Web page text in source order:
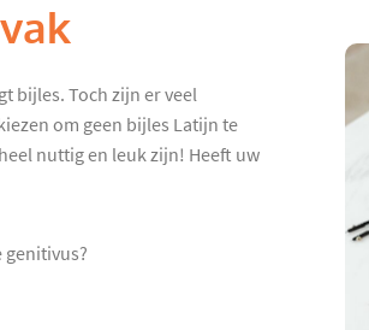
bijles. Toch zijn er veel
om geen bijles Latijn te
nuttig en leuk zijn! Heeft uw
genitivus?